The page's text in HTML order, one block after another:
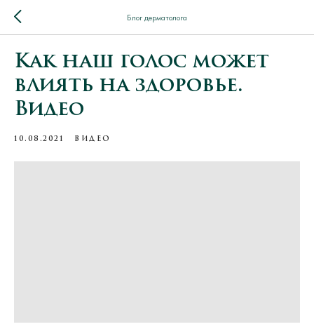
Блог дерматолога
Как наш голос может
влиять на здоровье.
Видео
10.08.2021 ВИДЕО